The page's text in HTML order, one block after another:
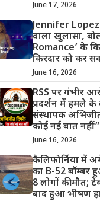
June 17, 2026
Jennifer Lopez
वाला खुलासा,
Romance’ के
किरदार को कर
June 16, 2026
RSS पर गंभीर
प्रदर्शन में हमले के
संस्थापक
कोई नई बात नहीं”
June 16, 2026
कैलिफोर्निया में
का B-52 बॉम्बर
8 लोगों की
बाद हुआ भीषण